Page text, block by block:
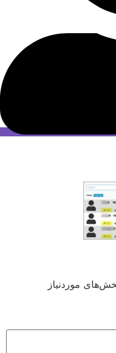
موردنیاز